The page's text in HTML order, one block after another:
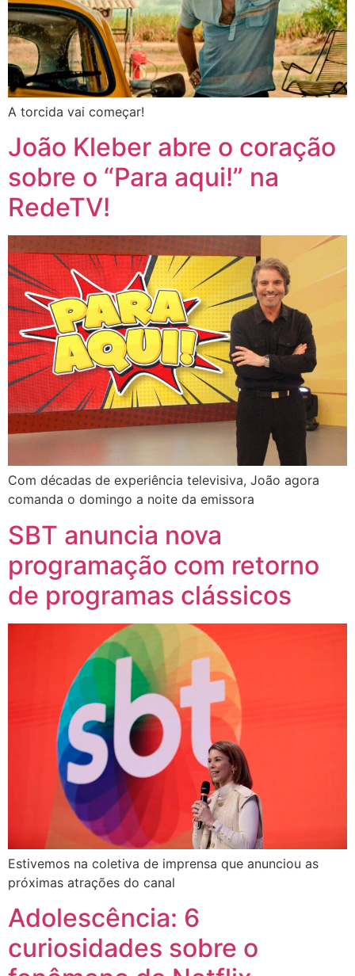
A torcida vai começar!
João Kleber abre o coração
sobre o “Para aqui!” na
RedeTV!
Com décadas de experiência televisiva, João agora
comanda o domingo a noite da emissora
SBT anuncia nova
programação com retorno
de programas clássicos
Estivemos na coletiva de imprensa que anunciou as
próximas atrações do canal
Adolescência: 6
curiosidades sobre o